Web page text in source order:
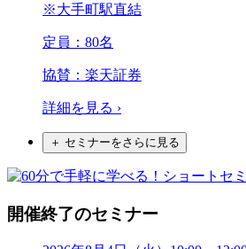
※大手町駅直結
定員：80名
協賛： 楽天証券
詳細を見る ›
＋ セミナーをさらに見る
開催終了のセミナー